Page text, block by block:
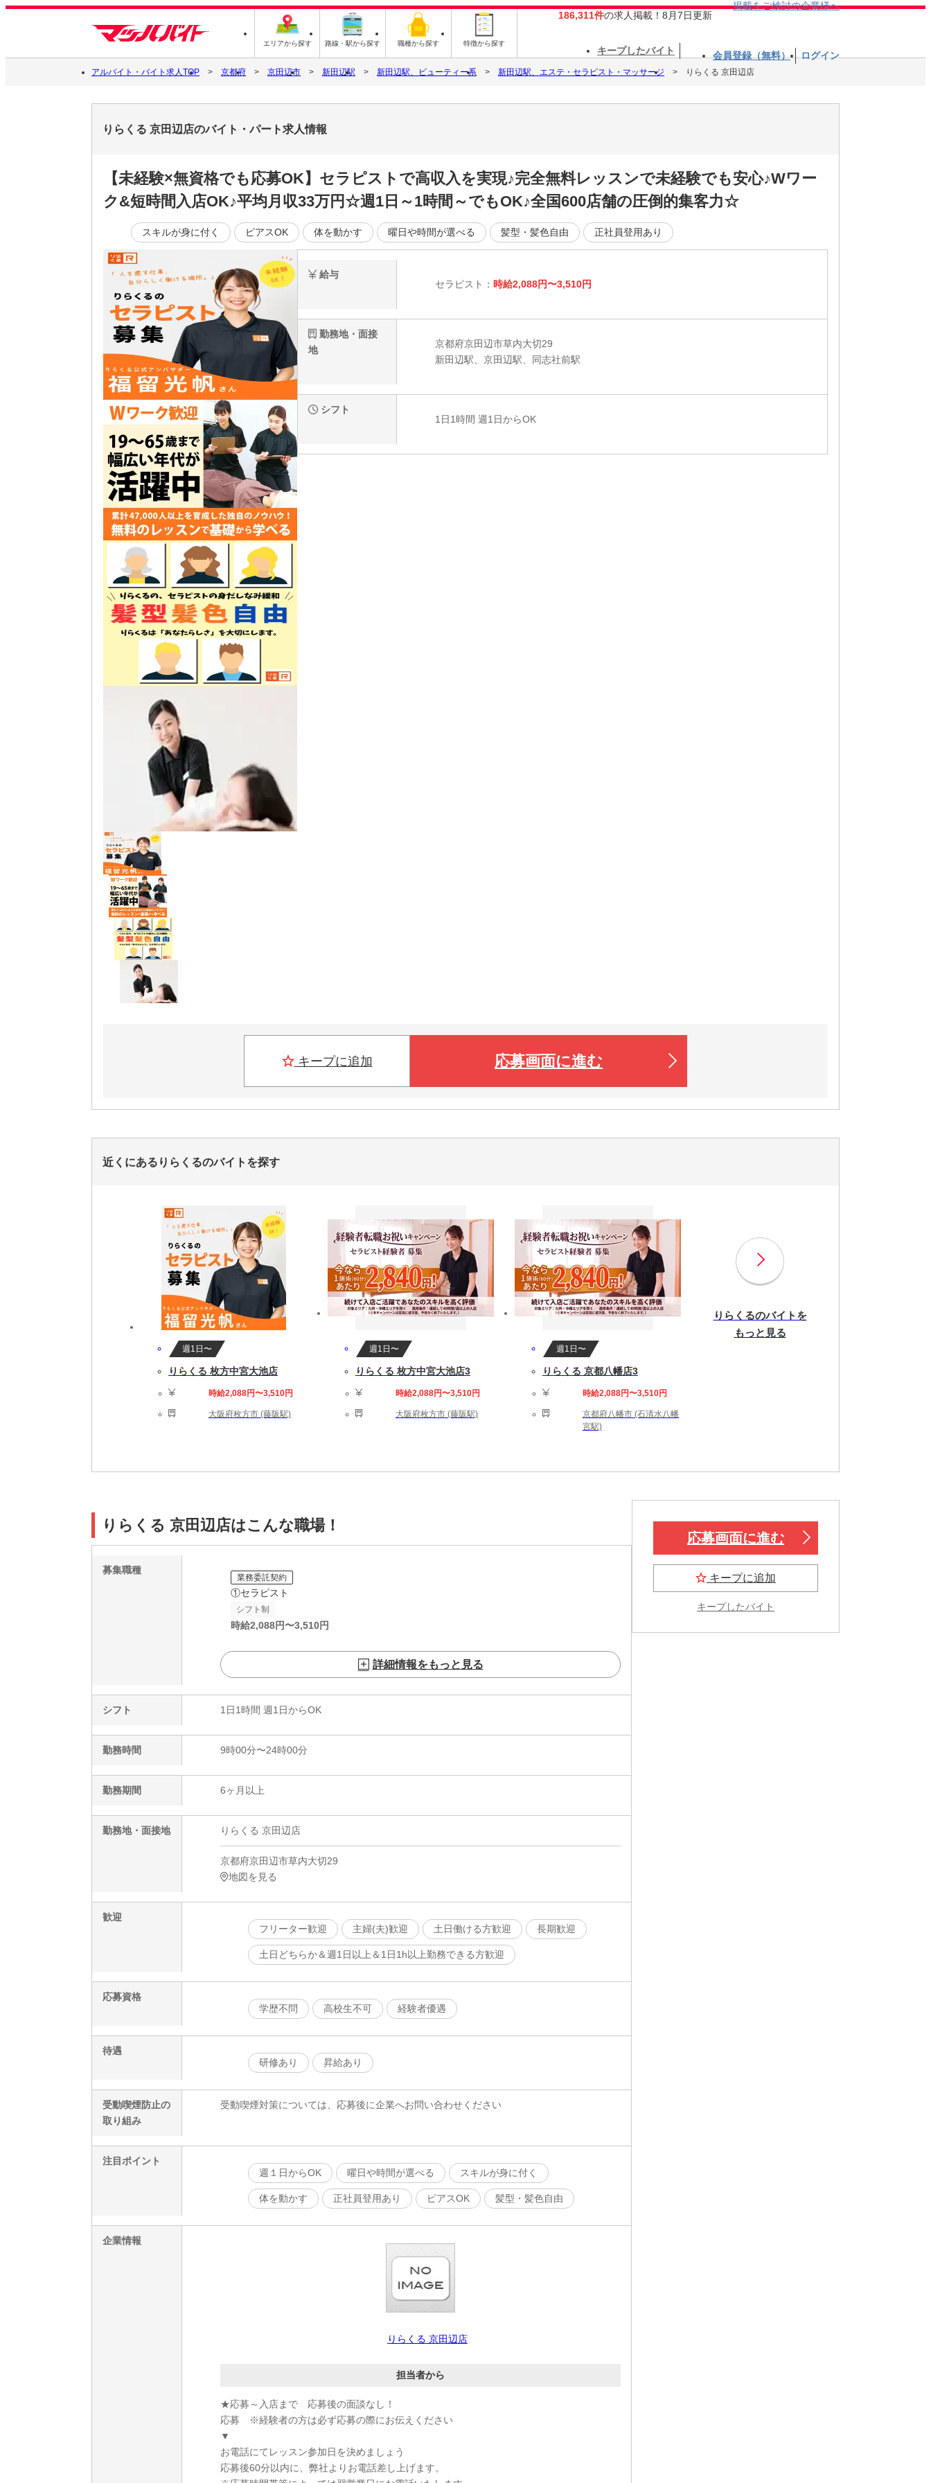
エリアから探す 路線・駅から探す 職種から探す 特徴から探す
186,311件の求人掲載！8月7日更新
掲載をご検討の企業様へ
キープしたバイト 会員登録（無料） ログイン
アルバイト・バイト求人TOP 京都府 京田辺市 新田辺駅 新田辺駅、ビューティー系 新田辺駅、エステ・セラピスト・マッサージ りらくる 京田辺店
りらくる 京田辺店のバイト・パート求人情報
【未経験×無資格でも応募OK】セラピストで高収入を実現♪完全無料レッスンで未経験でも安心♪Wワー
ク&短時間入店OK♪平均月収33万円☆週1日～1時間～でもOK♪全国600店舗の圧倒的集客力☆
スキルが身に付く ピアスOK 体を動かす 曜日や時間が選べる 髪型・髪色自由 正社員登用あり
給与
セラピスト： 時給2,088円〜3,510円
勤務地・面接
地
京都府京田辺市草内大切29
新田辺駅、京田辺駅、同志社前駅
シフト
1日1時間 週1日からOK
キープに追加 応募画面に進む
近くにあるりらくるのバイトを探す
週1日〜
りらくる 枚方中宮大池店
時給2,088円〜3,510円
大阪府枚方市 (藤阪駅)
週1日〜
りらくる 枚方中宮大池店3
時給2,088円〜3,510円
大阪府枚方市 (藤阪駅)
週1日〜
りらくる 京都八幡店3
時給2,088円〜3,510円
京都府八幡市 (石清水八幡
宮駅)
りらくるのバイトを
もっと見る
りらくる 京田辺店はこんな職場！
募集職種
業務委託契約
①セラピスト
シフト制
時給2,088円〜3,510円
詳細情報をもっと見る
シフト 1日1時間 週1日からOK
勤務時間 9時00分〜24時00分
勤務期間 6ヶ月以上
勤務地・面接地 りらくる 京田辺店
京都府京田辺市草内大切29
地図を見る
歓迎
フリーター歓迎
主婦(夫)歓迎 土日働ける方歓迎 長期歓迎
土日どちらか＆週1日以上＆1日1h以上勤務できる方歓迎
応募資格
学歴不問
高校生不可 経験者優遇
待遇
研修あり
昇給あり
受動喫煙防止の
取り組み
受動喫煙対策については、応募後に企業へお問い合わせください
注目ポイント
週１日からOK
曜日や時間が選べる スキルが身に付く
体を動かす 正社員登用あり ピアスOK 髪型・髪色自由
企業情報
りらくる 京田辺店
担当者から
★応募～入店まで 応募後の面談なし！
応募 ※経験者の方は必ず応募の際にお伝えください
▼
お電話にてレッスン参加日を決めましょう
応募後60分以内に、弊社よりお電話差し上げます。
応募画面に進む
キープに追加
キープしたバイト